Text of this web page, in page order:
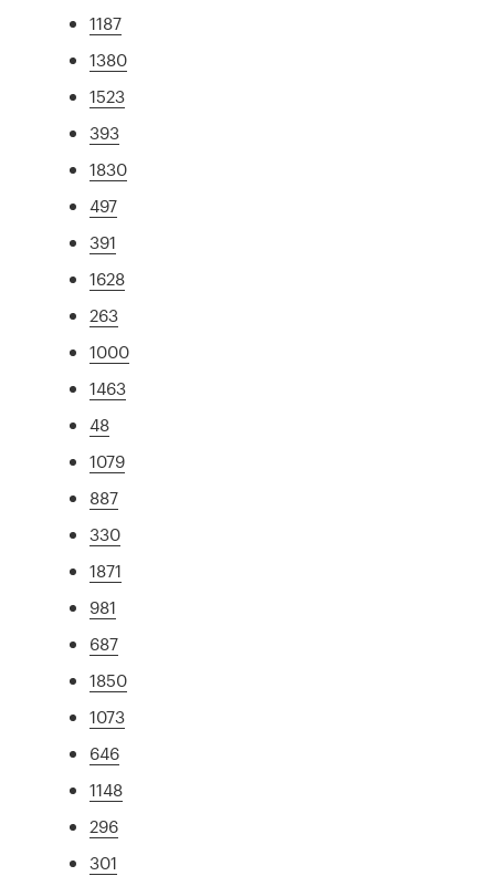
1187
1380
1523
393
1830
497
391
1628
263
1000
1463
48
1079
887
330
1871
981
687
1850
1073
646
1148
296
301